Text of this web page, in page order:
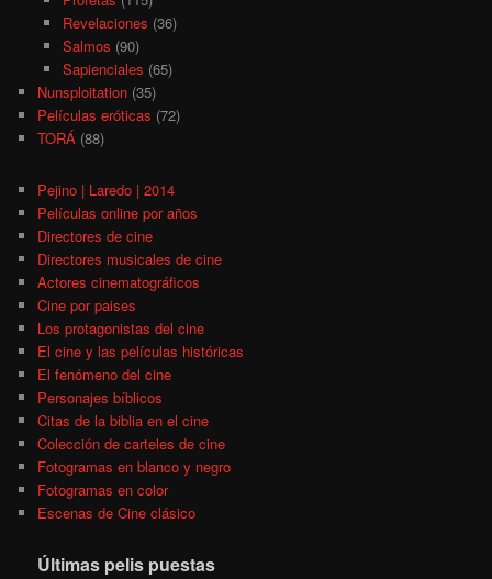
Revelaciones (36)
Salmos (90)
Sapienciales (65)
Nunsploitation (35)
Películas eróticas (72)
TORÁ (88)
Pejino | Laredo | 2014
Películas online por años
Directores de cine
Directores musicales de cine
Actores cinematográficos
Cine por paises
Los protagonistas del cine
El cine y las películas históricas
El fenómeno del cine
Personajes bíblicos
Citas de la biblia en el cine
Colección de carteles de cine
Fotogramas en blanco y negro
Fotogramas en color
Escenas de Cine clásico
Últimas pelis puestas